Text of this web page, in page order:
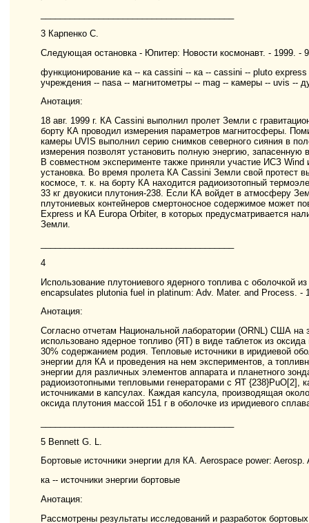
3 Карпенко С.
Следующая остановка - Юпитер: Новости космонавт. - 1999. -
функционирование ка -- ка cassini -- ка -- cassini -- pluto
учреждения -- nasa -- магнитометры -- mag -- камеры -- uvis --
Анотация:
18 авг. 1999 г. КА Cassini выполнил пролет Земли с
борту КА проводил измерения параметров магнитосферы.
камеры UVIS выполнил серию снимков северного сияния в
измерения позволят установить полную энергию,
В совместном эксперименте также приняли участие ИСЗ
установка. Во время пролета КА Cassini Земли свой протест
космосе, т. к. на борту КА находится радиоизотопный
33 кг двуокиси плутония-238. Если КА войдет в атмосферу
плутониевых контейнеров смертоносное содержимое может
Express и КА Europa Orbiter, в которых предусматривается
Земли.
4
Использование плутониевого ядерного топлива с оболочкой
encapsulates plutonia fuel in platinum: Adv. Mater. and Process.
Анотация:
Согласно отчетам Национальной лаборатории (ORNL) США
использовано ядерное топливо (ЯТ) в виде таблеток из
30% содержанием родия. Тепловые источники в иридиевой
энергии для КА и проведения на нем экспериментов, а
энергии для различных элементов аппарата и планетного
радиоизотопными тепловыми генераторами с ЯТ
источниками в капсулах. Каждая капсула, производящая
оксида плутония массой 151 г в оболочке из иридиевого
5 Bennett G. L.
Бортовые источники энергии для КА. Aerospace power:
ка -- источники энергии бортовые
Анотация:
Рассмотрены результаты исследований и разработок